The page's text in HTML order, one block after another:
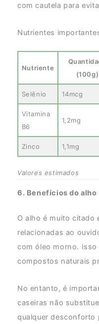
com cautela para
Nutrientes
Nutriente
(100g)
Selênio 14mcg
Vitamina
B6
1,2mg
Zinco 1,1mg
Valores estimados
6. Benefícios do alho
O alho é muito citado
relacionadas ao
com óleo morno.
compostos naturais
No entanto, é
caseiras não
qualquer desconforto